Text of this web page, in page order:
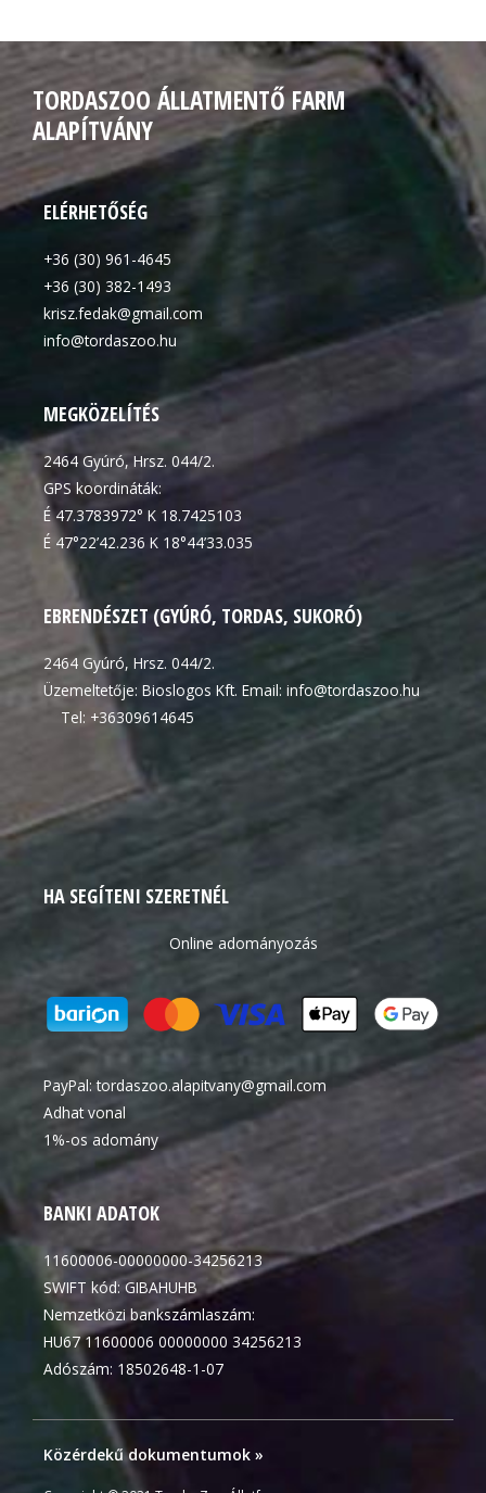
TORDASZOO ÁLLATMENTŐ FARM
ALAPÍTVÁNY
ELÉRHETŐSÉG
+36 (30) 961-4645
+36 (30) 382-1493
krisz.fedak@gmail.com
info@tordaszoo.hu
MEGKÖZELÍTÉS
2464 Gyúró, Hrsz. 044/2.
GPS koordináták:
É 47.3783972° K 18.7425103
É 47°22’42.236 K 18°44’33.035
EBRENDÉSZET (GYÚRÓ, TORDAS, SUKORÓ)
2464 Gyúró, Hrsz. 044/2.
Üzemeltetője: Bioslogos Kft. Email: info@tordaszoo.hu
Tel: +36309614645
HA SEGÍTENI SZERETNÉL
Online adományozás
PayPal:tordaszoo.alapitvany@gmail.com
Adhat vonal
1%-os adomány
BANKI ADATOK
11600006-00000000-34256213
SWIFT kód: GIBAHUHB
Nemzetközi bankszámlaszám:
HU67 11600006 00000000 34256213
Adószám: 18502648-1-07
Közérdekű dokumentumok »